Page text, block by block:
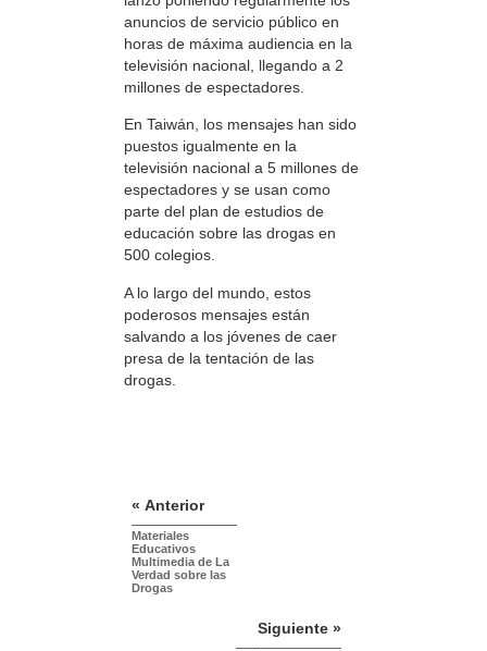
anuncios de servicio público en
horas de máxima audiencia en la
televisión nacional, llegando a 2
millones de espectadores.
En Taiwán, los mensajes han sido
puestos igualmente en la
televisión nacional a 5 millones de
espectadores y se usan como
parte del plan de estudios de
educación sobre las drogas en
500 colegios.
A lo largo del mundo, estos
poderosos mensajes están
salvando a los jóvenes de caer
presa de la tentación de las
drogas.
« Anterior
Materiales
Educativos
Multimedia de La
Verdad sobre las
Drogas
Siguiente »